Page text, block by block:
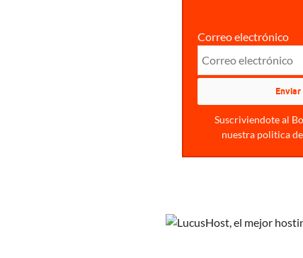
Correo electrónico
Suscriviendote al
nuestra politica